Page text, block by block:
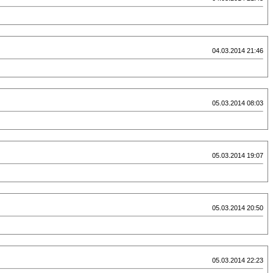
04.03.2014 21:46
05.03.2014 08:03
05.03.2014 19:07
05.03.2014 20:50
05.03.2014 22:23